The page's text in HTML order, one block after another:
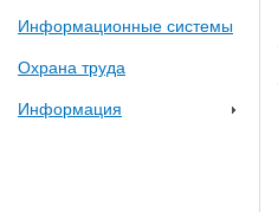
Информационные системы
Охрана труда
Информация